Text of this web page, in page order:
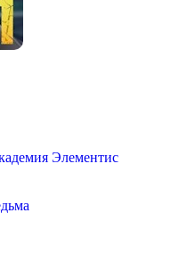
Элементис